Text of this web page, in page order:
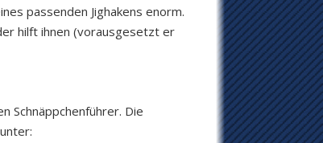
passenden Jighakens enorm.
hilft ihnen (vorausgesetzt er
Schnäppchenführer. Die